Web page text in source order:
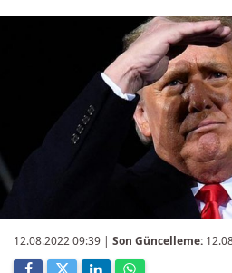
12.08.2022 09:39 | Son Güncelleme: